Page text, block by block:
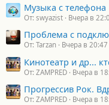
Музыка с телефона
От: swyazist Вчера в
Проблема с
От: Tarzan Вчера в 20:47
Кинотеатр и др...
От: ZAMPRED Вчера в
Прогрессив Рок.
От: ZAMPRED Вчера в